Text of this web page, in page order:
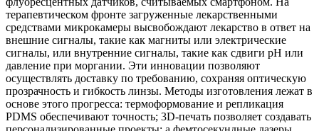
терапевтическом фронте загруженные лекарственными
средствами микрокамеры высвобождают лекарство в ответ на
внешние сигналы, такие как магниты или электрические
сигналы, или внутренние сигналы, такие как сдвиги pH или
давление при моргании. Эти инновации позволяют
осуществлять доставку по требованию, сохраняя оптическую
прозрачность и гибкость линзы. Методы изготовления лежат в
основе этого прогресса: термоформование и репликация
PDMS обеспечивают точность; 3D-печать позволяет создавать